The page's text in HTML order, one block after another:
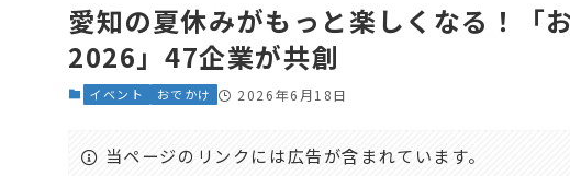
愛知の夏休みがもっと楽しくなる！「
2026」47企業が共創
イベント おでかけ 2026年6月18日
当ページのリンクには広告が含まれています。